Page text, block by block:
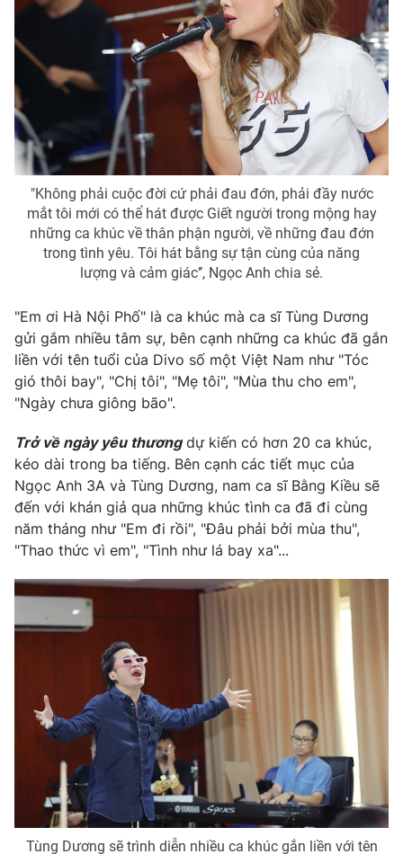
Nguyễn Trọng Ninh
024.38 355 931 - 024.38 355 932
Ðiện thoại Thời báo VTV:024.66 897 897
Email:toasoan@vtv.vn
Liên hệ quảng cáo: 024-7300.7108
® Cấm sao chép dưới mọi hình thức nếu không có sự chấp
thuận bằng văn bản. Ghi rõ nguồn VTV.vn khi phát hành lại
thông tin từ website này.
"Không phải cuộc đời cứ phải đau đớn, phải đầy nước
mắt tôi mới có thể hát được Giết người trong mộng hay
những ca khúc về thân phận người, về những đau đớn
trong tình yêu. Tôi hát bằng sự tận cùng của năng
lượng và cảm giác’’, Ngọc Anh chia sẻ.
"Em ơi Hà Nội Phố" là ca khúc mà ca sĩ Tùng Dương
gửi gắm nhiều tâm sự, bên cạnh những ca khúc đã gắn
liền với tên tuổi của Divo số một Việt Nam như "Tóc
gió thôi bay", "Chị tôi", "Mẹ tôi", "Mùa thu cho em",
"Ngày chưa giông bão".
Trở về ngày yêu thươngdự kiến có hơn 20 ca khúc,
kéo dài trong ba tiếng. Bên cạnh các tiết mục của
Ngọc Anh 3A và Tùng Dương, nam ca sĩ Bằng Kiều sẽ
đến với khán giả qua những khúc tình ca đã đi cùng
năm tháng như "Em đi rồi", "Đâu phải bởi mùa thu",
"Thao thức vì em", "Tình như lá bay xa"...
Tùng Dương sẽ trình diễn nhiều ca khúc gắn liền với tên